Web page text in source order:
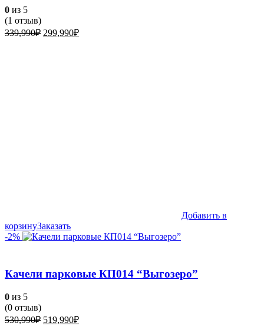
0 из 5
(1 отзыв)
339,990₽ Первоначальная
299,990₽Текущая
Добавить в
корзинуЗаказать
-2%
Качели парковые КП014 “Выгозеро”
0 из 5
(0 отзыв)
530,990₽ Первоначальная
519,990₽Текущая